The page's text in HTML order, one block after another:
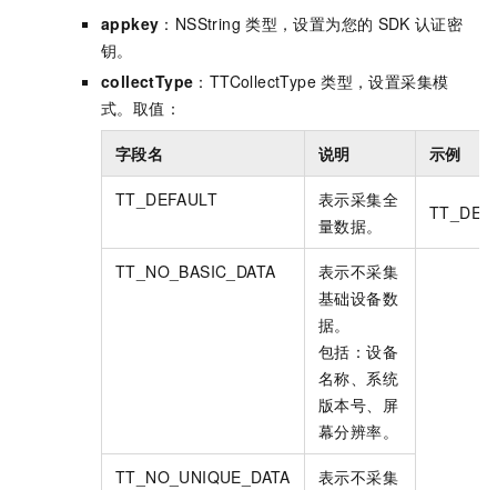
appkey ：NSString 类型，设置为您的 SDK 认证密
钥。
collectType ：TTCollectType 类型，设置采集模
式。取值：
字段名 说明 示例
TT_DEFAULT
表示采集全
量数据。
TT_NO_BASIC_DATA
表示不采集
基础设备数
据。
包括：设备
名称、系统
版本号、屏
幕分辨率。
TT_NO_UNIQUE_DATA
表示不采集